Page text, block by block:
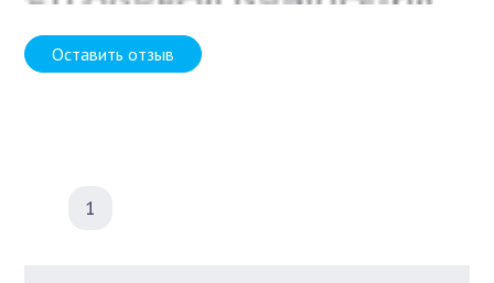
Оставить отзыв
1